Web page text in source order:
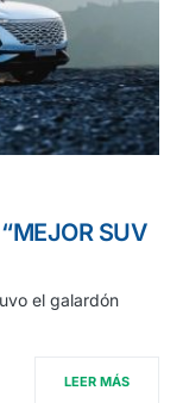
SUV
el galardón
LEER MÁS